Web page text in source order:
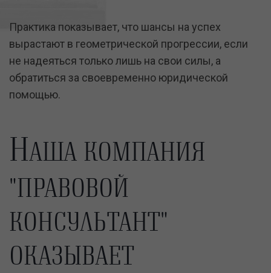
Практика показывает, что шансы на успех
вырастают в геометрической прогрессии, если
не надеяться только лишь на свои силы, а
обратиться за своевременно юридической
помощью.
НАША КОМПАНИЯ
"ПРАВОВОЙ
КОНСУЛЬТАНТ"
ОКАЗЫВАЕТ